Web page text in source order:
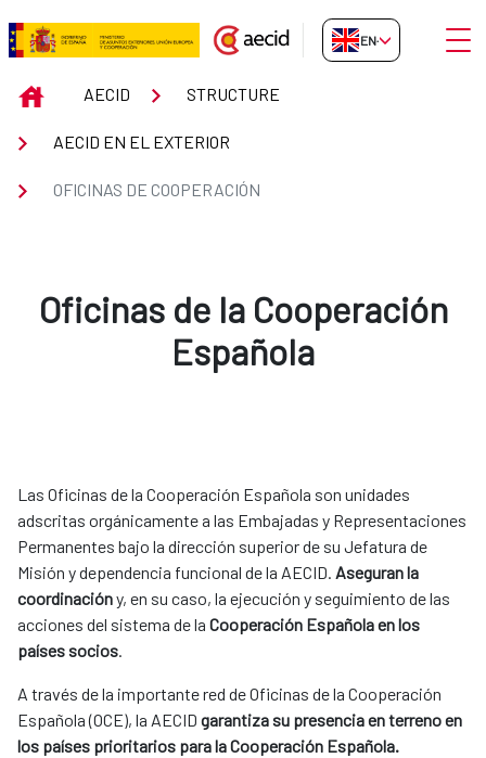
Skip to Main Content
Oficinas de Cooperación
EN-GB
INICIOAECID STRUCTURE
AECID EN EL EXTERIOR
OFICINAS DE COOPERACIÓN
Oficinas de la Cooperación
Española
Las Oficinas de la Cooperación Española son unidades
adscritas orgánicamente a las Embajadas y Representaciones
Permanentes bajo la dirección superior de su Jefatura de
Misión y dependencia funcional de la AECID. Aseguran la
coordinación y, en su caso, la ejecución y seguimiento de las
acciones del sistema de la Cooperación Española en los
países socios.
A través de la importante red de Oficinas de la Cooperación
Española (OCE), la AECID garantiza su presencia en terreno en
los países prioritarios para la Cooperación Española.